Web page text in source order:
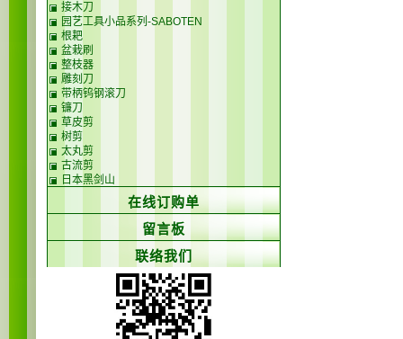
接木刀
园艺工具小品系列-SABOTEN
根耙
盆栽刷
整枝器
雕刻刀
带柄钨钢滚刀
镰刀
草皮剪
树剪
太丸剪
古流剪
日本黑剑山
在线订购单
留言板
联络我们